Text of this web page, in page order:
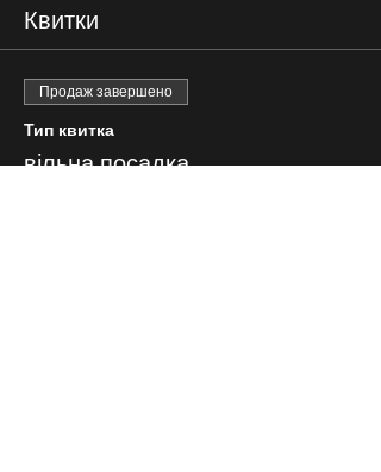
Квитки
Продаж завершено
Тип квитка
вільна посадка